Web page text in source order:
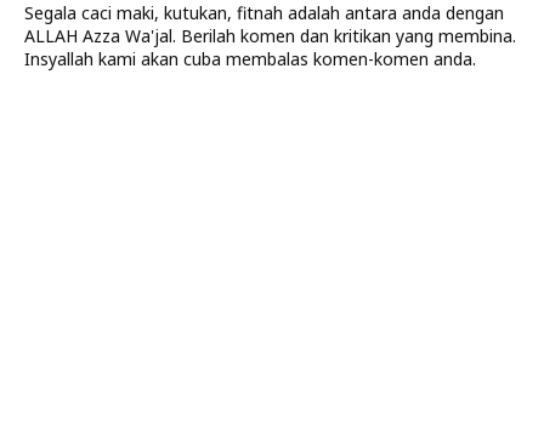
Segala caci maki, kutukan, fitnah adalah antara anda dengan
ALLAH Azza Wa'jal. Berilah komen dan kritikan yang membina.
Insyallah kami akan cuba membalas komen-komen anda.